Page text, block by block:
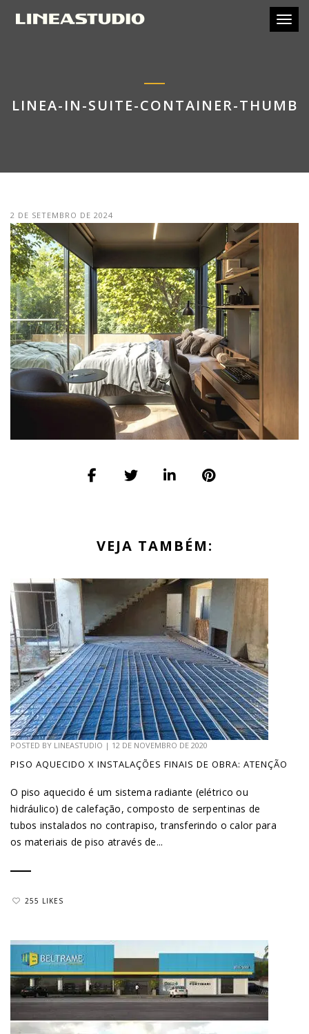
LINEA-IN-SUITE-CONTAINER-THUMB
2 DE SETEMBRO DE 2024
VEJA TAMBÉM:
POSTED BY LINEASTUDIO | 12 DE NOVEMBRO DE 2020
PISO AQUECIDO X INSTALAÇÕES FINAIS DE OBRA: ATENÇÃO
O piso aquecido é um sistema radiante (elétrico ou
hidráulico) de calefação, composto de serpentinas de
tubos instalados no contrapiso, transferindo o calor para
os materiais de piso através de...
255 LIKES